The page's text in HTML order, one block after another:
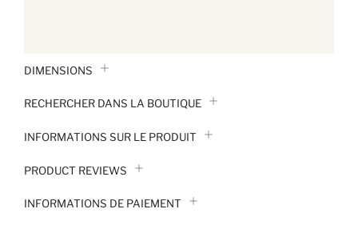
DIMENSIONS
RECHERCHER DANS LA BOUTIQUE
INFORMATIONS SUR LE PRODUIT
PRODUCT REVIEWS
INFORMATIONS DE PAIEMENT